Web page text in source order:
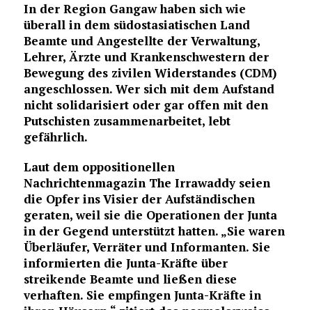
In der Region Gangaw haben sich wie
überall in dem südostasiatischen Land
Beamte und Angestellte der Verwaltung,
Lehrer, Ärzte und Krankenschwestern der
Bewegung des zivilen Widerstandes (CDM)
angeschlossen. Wer sich mit dem Aufstand
nicht solidarisiert oder gar offen mit den
Putschisten zusammenarbeitet, lebt
gefährlich.
Laut dem oppositionellen
Nachrichtenmagazin The Irrawaddy seien
die Opfer insVisier der Aufständischen
geraten, weil sie die Operationen der Junta
in der Gegend unterstützt hatten. „Sie waren
Überläufer, Verräter und Informanten. Sie
informierten die Junta-Kräfte über
streikende Beamte und ließen diese
verhaften. Sie empfingen Junta-Kräfte in